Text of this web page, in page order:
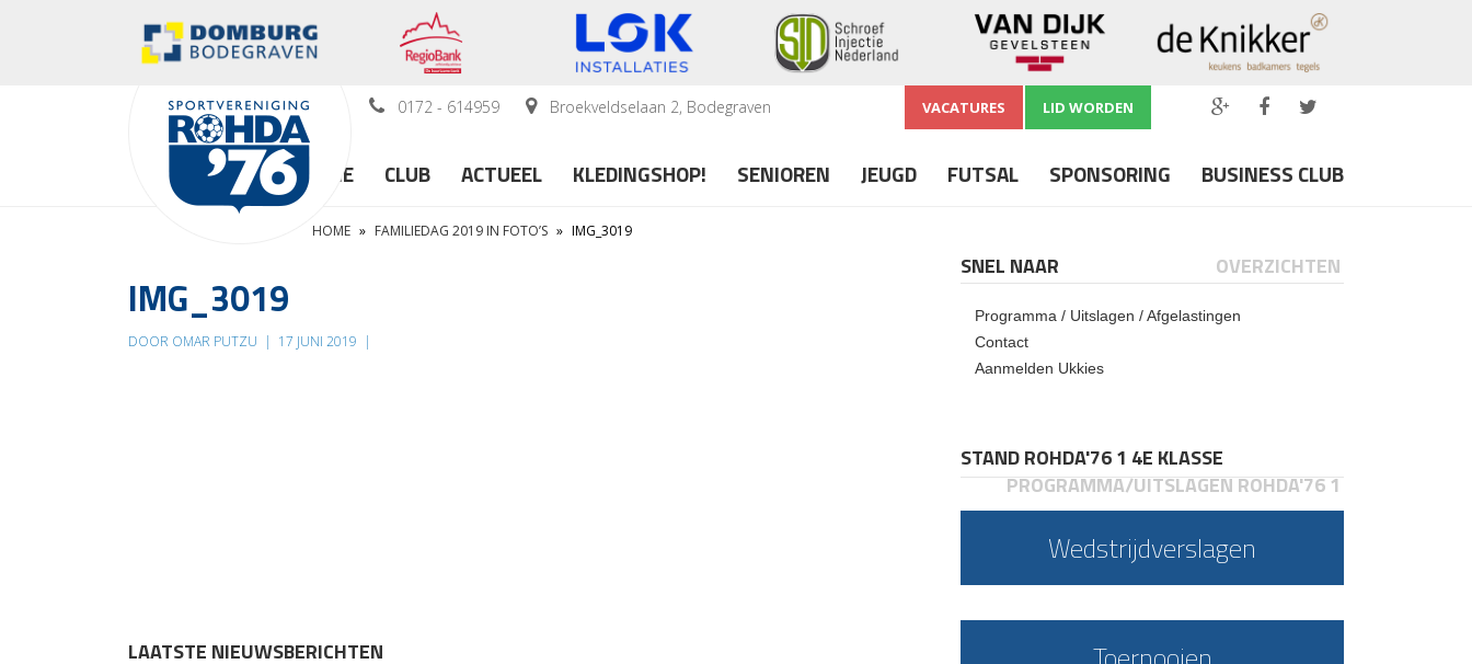
0172 - 614959 Broekveldselaan 2, Bodegraven VACATURES LID WORDEN
HOME CLUB ACTUEEL KLEDINGSHOP! SENIOREN JEUGD FUTSAL SPONSORING BUSINESS CLUB
HOME » FAMILIEDAG 2019 IN FOTO’S » IMG_3019
IMG_3019
DOOR OMAR PUTZU | 17 JUNI 2019 |
LAATSTE NIEUWSBERICHTEN
SNEL NAAR OVERZICHTEN
Programma / Uitslagen / Afgelastingen
Contact
Aanmelden Ukkies
STAND ROHDA'76 1 4E KLASSE
PROGRAMMA/UITSLAGEN ROHDA'76 1
Wedstrijdverslagen